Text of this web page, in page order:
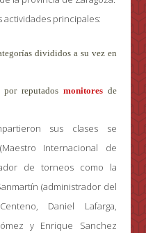
actividades principales:
divididos a su vez en
reputados monitoresde
sus clases se
Internacional de
de torneos como la
(administrador del
Daniel Lafarga,
y Enrique Sanchez